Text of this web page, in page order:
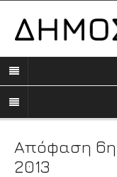
Απόφαση 6η
2013